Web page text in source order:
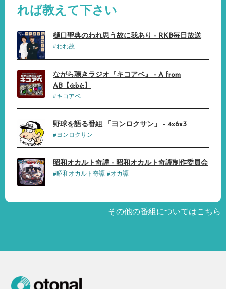
れば教えて下さい
樋口聖典のわれ思う故に我あり - RKB毎日放送
#われ故
ながら聴きラジオ『キコアベ』 - A from
AB【á:bé:】
#キコアベ
野球を語る番組 「ヨンロクサン」 - 4x6x3
#ヨンロクサン
昭和オカルト奇譚 - 昭和オカルト奇譚制作委員会
#昭和オカルト奇譚 #オカ譚
その他の番組についてはこちら